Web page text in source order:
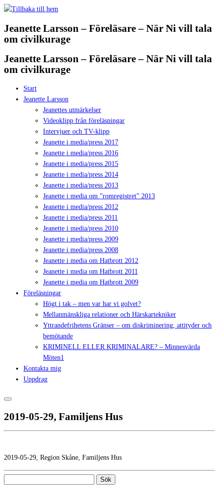
Hoppa
innehåll
Jeanette Larsson – Föreläsare – När Ni vill tala
om civilkurage
Jeanette Larsson – Föreläsare – När Ni vill tala
om civilkurage
Start
Jeanette Larsson
Jeanettes utmärkelser
Videoklipp från föreläsningar
Intervjuer och TV-klipp
Jeanette i media/press 2017
Jeanette i media/press 2016
Jeanette i media/press 2015
Jeanette i media/press 2014
Jeanette i media/press 2013
Jeanette i media om ”romregistret” 2013
Jeanette i media/press 2012
Jeanette i media/press 2011
Jeanette i media/press 2010
Jeanette i media/press 2009
Jeanette i media/press 2008
Jeanette i media om Hatbrott 2012
Jeanette i media om Hatbrott 2011
Jeanette i media om Hatbrott 2009
Föreläsningar
Högt i tak – men var har vi golvet?
Mellanmänskliga relationer och Härskartekniker
Yttrandefrihetens Gränser – om diskriminering, attityder och
bemötande
KRIMINELL ELLER KRIMINALARE? – Minnesvärda
Möten1
Kontakta mig
Uppdrag
2019-05-29, Familjens Hus
2019-05-29, Region Skåne, Familjens Hus